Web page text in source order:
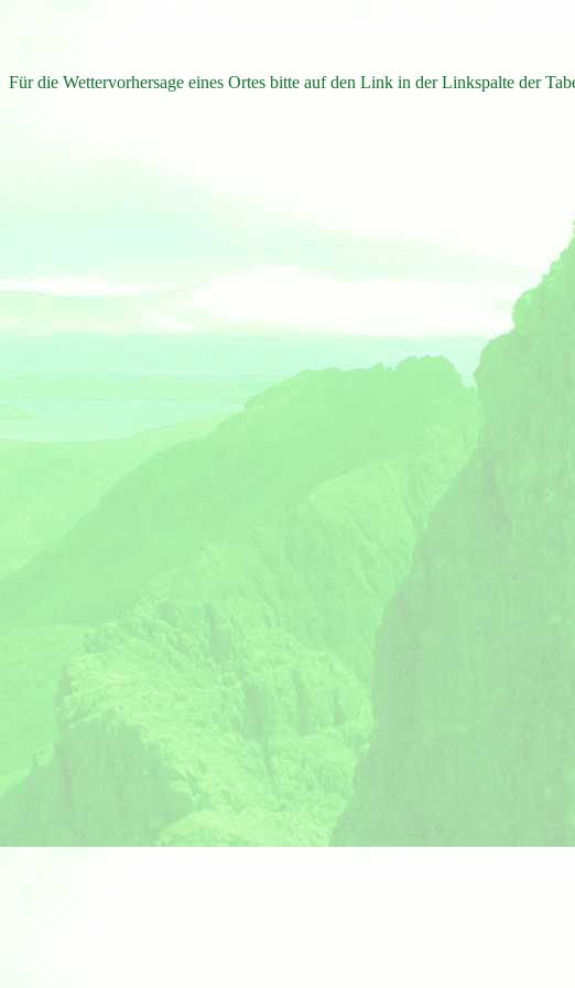
Für die Wettervorhersage eines Ortes bitte auf den Link in der Linkspalte der